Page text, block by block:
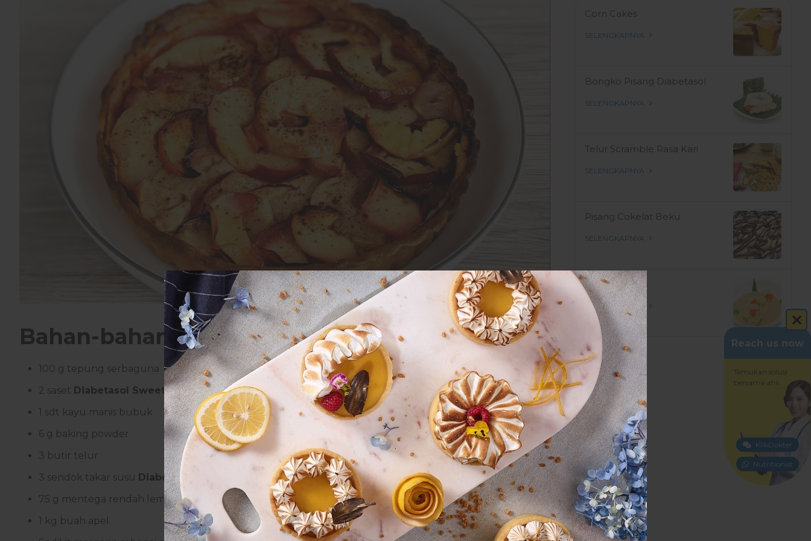
Bahan-bahan :
100 g tepung serbaguna
2 saset Diabetasol Sweetener
1 sdt kayu manis bubuk
6 g baking powder
3 butir telur
3 sendok takar susu Diabetasol Vanilla
75 g mentega rendah lemak, lelehkan
1 kg buah apel
Corn Cakes
SELENGKAPNYA
Bongko Pisang Diabetasol
SELENGKAPNYA
Telur Scramble Rasa Kari
SELENGKAPNYA
Pisang Cokelat Beku
SELENGKAPNYA
Kolak
SELENGKAPNYA
Reach us now
Temukan solusi
bersama ahli.
KlikDokter
Nutritionist